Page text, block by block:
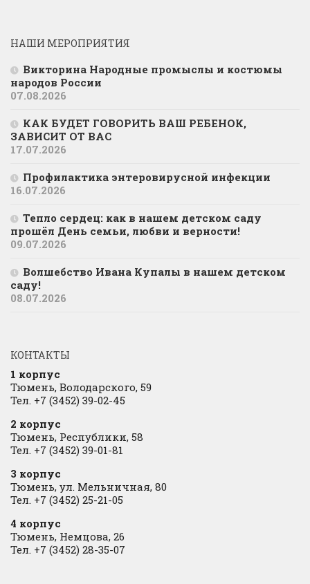
НАШИ МЕРОПРИЯТИЯ
Викторина Народные промыслы и костюмы
народов России
07.08.2026
КАК БУДЕТ ГОВОРИТЬ ВАШ РЕБЕНОК,
ЗАВИСИТ ОТ ВАС
17.07.2026
Профилактика энтеровирусной инфекции
16.07.2026
Тепло сердец: как в нашем детском саду
прошёл День семьи, любви и верности!
09.07.2026
Волшебство Ивана Купалы в нашем детском
саду!
08.07.2026
КОНТАКТЫ
1 корпус
Тюмень, Володарского, 59
Тел. +7 (3452) 39-02-45
2 корпус
Тюмень, Республики, 58
Тел. +7 (3452) 39-01-81
3 корпус
Тюмень, ул. Мельничная, 80
Тел. +7 (3452) 25-21-05
4 корпус
Тюмень, Немцова, 26
Тел. +7 (3452) 28-35-07